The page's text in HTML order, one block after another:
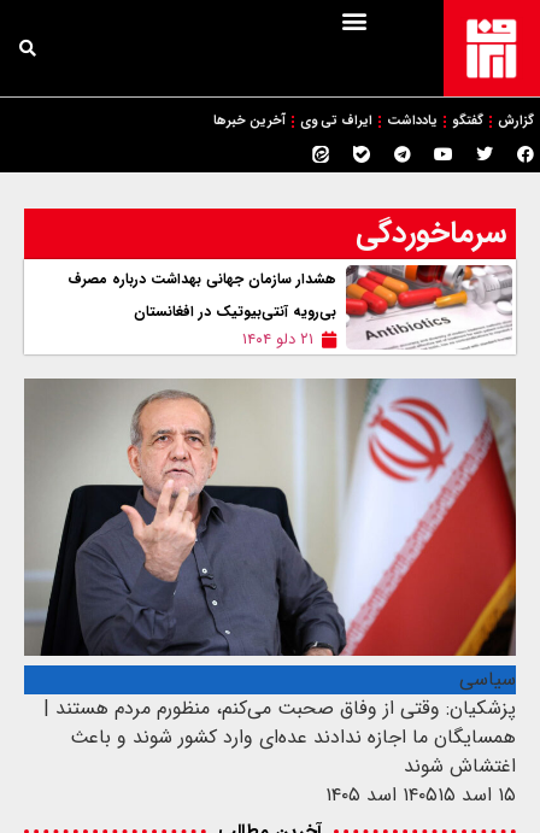
گزارش گفتگو یادداشت ایراف تی وی آخرین خبرها
سرماخوردگی
هشدار سازمان جهانی بهداشت درباره مصرف
بی‌رویه آنتی‌بیوتیک در افغانستان
۲۱ دلو ۱۴۰۴
سیاسی
پزشکیان: وقتی از وفاق صحبت می‌کنم، منظورم مردم هستند |
همسایگان ما اجازه ندادند عده‌ای وارد کشور شوند و باعث
اغتشاش شوند
۱۵ اسد ۱۴۰۵
۱۵ اسد ۱۴۰۵